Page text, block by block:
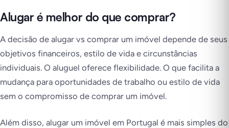
Alugar é melhor do que comprar?
A decisão de alugar vs comprar um imóvel depende de seus
objetivos financeiros, estilo de vida e circunstâncias
individuais. O aluguel oferece flexibilidade. O que facilita a
mudança para oportunidades de trabalho ou estilo de vida
sem o compromisso de comprar um imóvel.
Além disso, alugar um imóvel em Portugal é mais simples do